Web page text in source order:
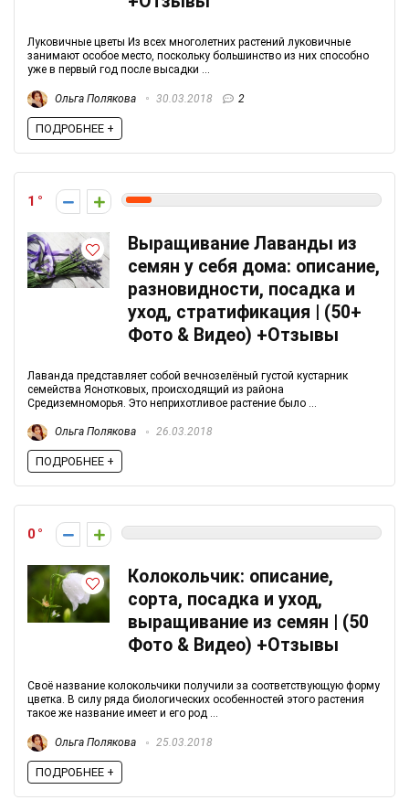
Луковичные цветы Из всех многолетних растений луковичные
занимают особое место, поскольку большинство из них способно
уже в первый год после высадки ...
Ольга Полякова 30.03.2018 2
ПОДРОБНЕЕ +
1
Выращивание Лаванды из
семян у себя дома: описание,
разновидности, посадка и
уход, стратификация | (50+
Фото & Видео) +Отзывы
Лаванда представляет собой вечнозелёный густой кустарник
семейства Яснотковых, происходящий из района
Средиземноморья. Это неприхотливое растение было ...
Ольга Полякова 26.03.2018
ПОДРОБНЕЕ +
0
Колокольчик: описание,
сорта, посадка и уход,
выращивание из семян | (50
Фото & Видео) +Отзывы
Своё название колокольчики получили за соответствующую форму
цветка. В силу ряда биологических особенностей этого растения
такое же название имеет и его род ...
Ольга Полякова 25.03.2018
ПОДРОБНЕЕ +